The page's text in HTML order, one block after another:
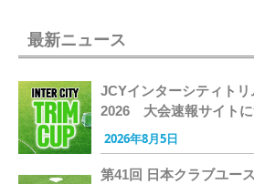
最新ニュース
JCYインターシティトリ
2026 大会速報サイトに
2026年8月5日
第41回 日本クラブユー